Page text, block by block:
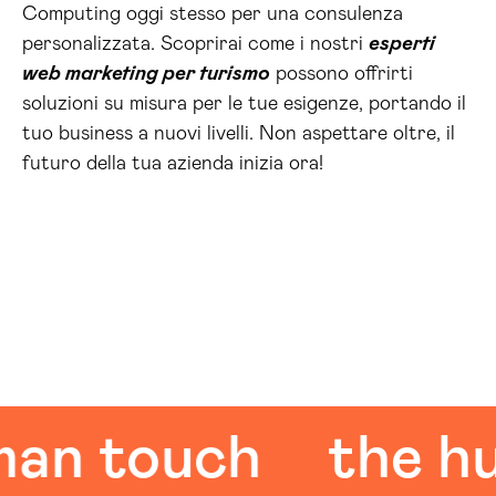
Computing oggi stesso per una consulenza
personalizzata. Scoprirai come i nostri esperti
web marketing per turismo possono offrirti
soluzioni su misura per le tue esigenze, portando il
tuo business a nuovi livelli. Non aspettare oltre, il
futuro della tua azienda inizia ora!
the